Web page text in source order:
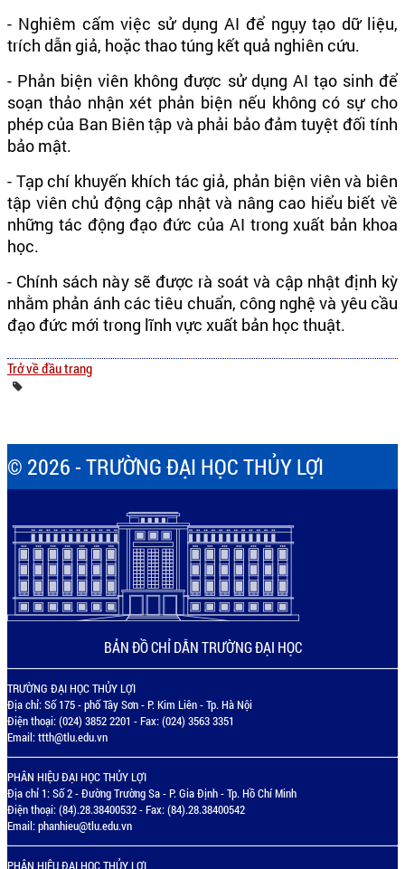
- Nghiêm cấm việc sử dụng AI để ngụy tạo dữ liệu,
trích dẫn giả, hoặc thao túng kết quả nghiên cứu.
- Phản biện viên không được sử dụng AI tạo sinh để
soạn thảo nhận xét phản biện nếu không có sự cho
phép của Ban Biên tập và phải bảo đảm tuyệt đối tính
bảo mật.
- Tạp chí khuyến khích tác giả, phản biện viên và biên
tập viên chủ động cập nhật và nâng cao hiểu biết về
những tác động đạo đức của AI trong xuất bản khoa
học.
- Chính sách này sẽ được rà soát và cập nhật định kỳ
nhằm phản ánh các tiêu chuẩn, công nghệ và yêu cầu
đạo đức mới trong lĩnh vực xuất bản học thuật.
Trở về đầu trang
© 2026 - TRƯỜNG ĐẠI HỌC THỦY LỢI
BẢN ĐỒ CHỈ DẪN TRƯỜNG ĐẠI HỌC
TRƯỜNG ĐẠI HỌC THỦY LỢI
Địa chỉ: Số 175 - phố Tây Sơn - P. Kim Liên - Tp. Hà Nội
Điện thoại: (024) 3852 2201 - Fax: (024) 3563 3351
Email:ttth@tlu.edu.vn
PHÂN HIỆU ĐẠI HỌC THỦY LỢI
Địa chỉ 1: Số 2 - Đường Trường Sa - P. Gia Định - Tp. Hồ Chí Minh
Điện thoại: (84).28.38400532 - Fax: (84).28.38400542
Email:phanhieu@tlu.edu.vn
PHÂN HIỆU ĐẠI HỌC THỦY LỢI